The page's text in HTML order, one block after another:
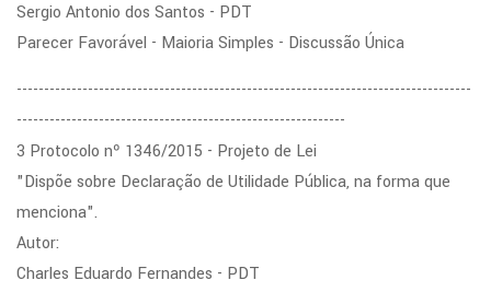
Sergio Antonio dos Santos - PDT
Parecer Favorável - Maioria Simples - Discussão Única
-----------------------------------------------------------------------------------
------------------------------------------------------------
3 Protocolo nº 1346/2015 - Projeto de Lei
"Dispõe sobre Declaração de Utilidade Pública, na forma que
menciona".
Autor:
Charles Eduardo Fernandes - PDT